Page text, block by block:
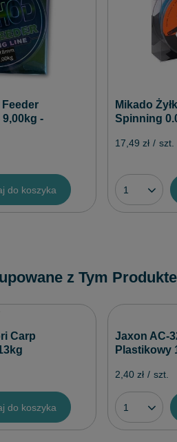
Feeder
9,00kg -
do koszyka
Mikado
Spinning
17,49 zł / szt.
z Tym
Carp
do koszyka
Jaxon AC-
Plastikowy
2,40 zł / szt.